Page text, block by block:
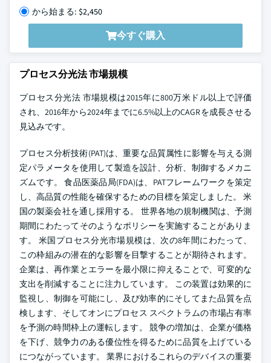
から始まる: $2,450
今すぐ購入
プロセス分光法 市場規模
プロセス分光法 市場規模は2015年に800万米ドル以上で評価
され、2016年から2024年までに6.5%以上のCAGRを成長させる
見込みです。
プロセス分析技術(PAT)は、重要な品質属性に影響を与える測
定パラメータを使用して製造を設計、分析、制御するメカニ
ズムです。 食品医薬品局(FDA)は、PATフレームワークを策定
し、高品質の性能を確保するための目標を策定しました。 米
国の製薬会社を通し採用する。 世界各地の規制機関は、予測
期間にわたってそのようなポリシーを実施することがありま
す。 米国プロセス分光市場規模は、次の8年間にわたって、
この枠組みの潜在的な影響を目撃することが期待されます。
企業は、再作業とエラーを最小限に抑えることで、可変的な
支出を削減することに注力しています。 この装置は効果的に
監視し、制御を可能にし、及び効率的にそしてまた品質を点
検します、そしてオンにプロセス スペクトラムの市場占有率
を予測の時間枠上の運転します。 競争の増加は、企業が価格
を下げ、競争力のある優位性を得るために品質を上げている
につながっています。 業界におけるこれらのデバイスの重要